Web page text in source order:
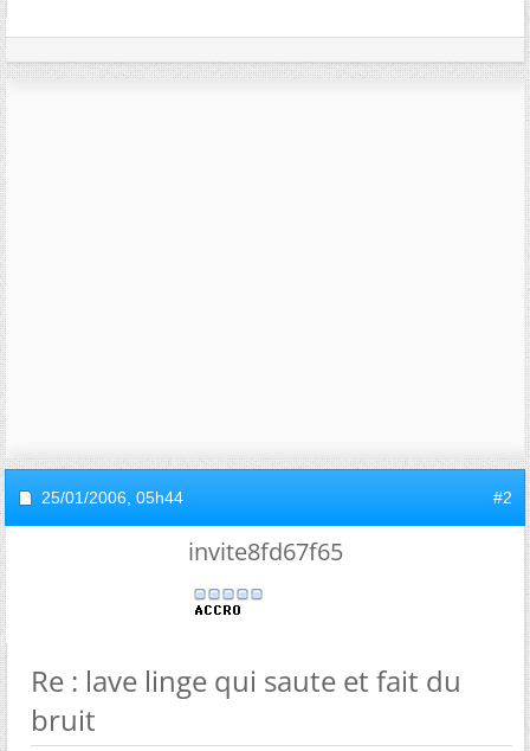
25/01/2006, 05h44 #2
invite8fd67f65
Re : lave linge qui saute et fait du
bruit